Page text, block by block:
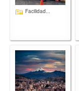
Facilidad...